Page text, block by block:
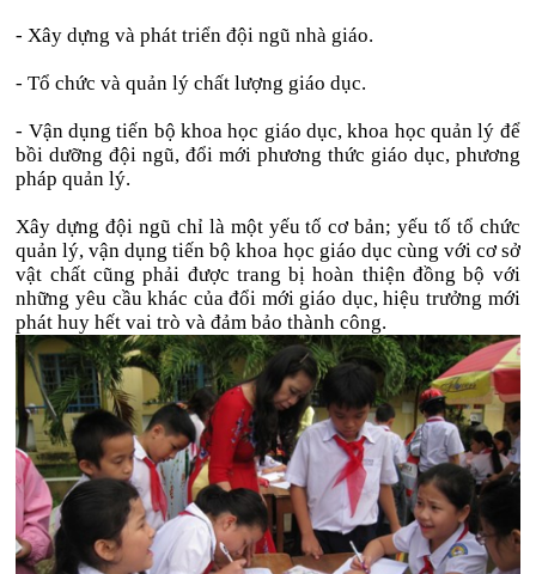
- Xây dựng và phát triển đội ngũ nhà giáo.
- Tổ chức và quản lý chất lượng giáo dục.
- Vận dụng tiến bộ khoa học giáo dục, khoa học quản lý để
bồi dưỡng đội ngũ, đổi mới phương thức giáo dục, phương
pháp quản lý.
Xây dựng đội ngũ chỉ là một yếu tố cơ bản; yếu tố tổ chức
quản lý, vận dụng tiến bộ khoa học giáo dục cùng với cơ sở
vật chất cũng phải được trang bị hoàn thiện đồng bộ với
những yêu cầu khác của đổi mới giáo dục, hiệu trưởng mới
phát huy hết vai trò và đảm bảo thành công.